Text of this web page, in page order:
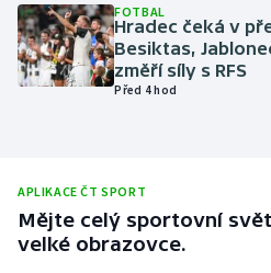
Motorsport
Olympijské hry
Plavání
Plážový volejbal
FOTBAL
Hradec čeká v
Besiktas,
změří síly s RFS
Před 4 hod
APLIKACE ČT SPORT
Mějte celý sportovní
velké obrazovce.